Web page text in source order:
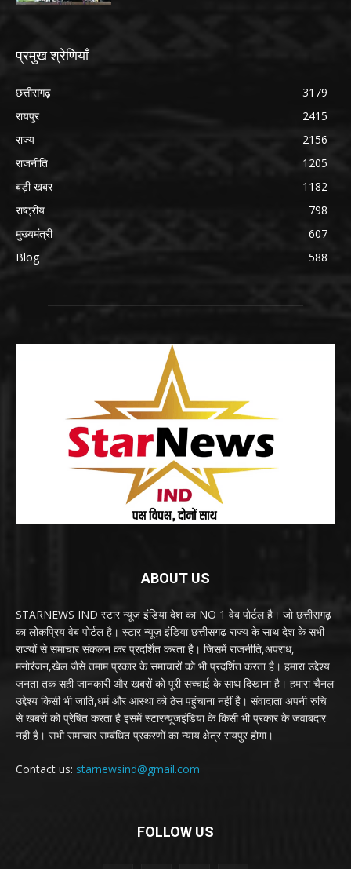
प्रमुख श्रेणियाँ
छत्तीसगढ़
3179
रायपुर
2415
राज्य
2156
राजनीति
1205
बड़ी खबर
1182
राष्ट्रीय
798
मुख्यमंत्री
607
Blog
588
ABOUT US
STARNEWS IND स्टार न्यूज़ इंडिया देश का NO 1 वेब पोर्टल है। जो छत्तीसगढ़
का लोकप्रिय वेब पोर्टल है। स्टार न्यूज़ इंडिया छत्तीसगढ़ राज्य के साथ देश के सभी
राज्यों से समाचार संकलन कर प्रदर्शित करता है। जिसमें राजनीति,अपराध,
मनोरंजन,खेल जैसे तमाम प्रकार के समाचारों को भी प्रदर्शित करता है। हमारा उद्देश्य
जनता तक सही जानकारी और खबरों को पूरी सच्चाई के साथ दिखाना है। हमारा चैनल
उद्देश्य किसी भी जाति,धर्म और आस्था को ठेस पहुंचाना नहीं है। संवादाता अपनी रुचि
से खबरों को प्रेषित करता है इसमें स्टारन्यूजइंडिया के किसी भी प्रकार के जवाबदार
नही है। सभी समाचार सम्बंधित प्रकरणों का न्याय क्षेत्र रायपुर होगा।
Contact us: starnewsind@gmail.com
FOLLOW US